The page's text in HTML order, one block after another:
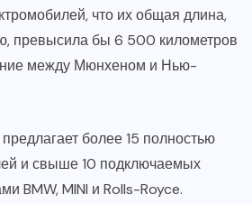
что их общая длина,
превысила бы 6 500 километров
между Мюнхеном и Нью-
более 15 полностью
и свыше 10 подключаемых
BMW, MINI и Rolls-Royce.